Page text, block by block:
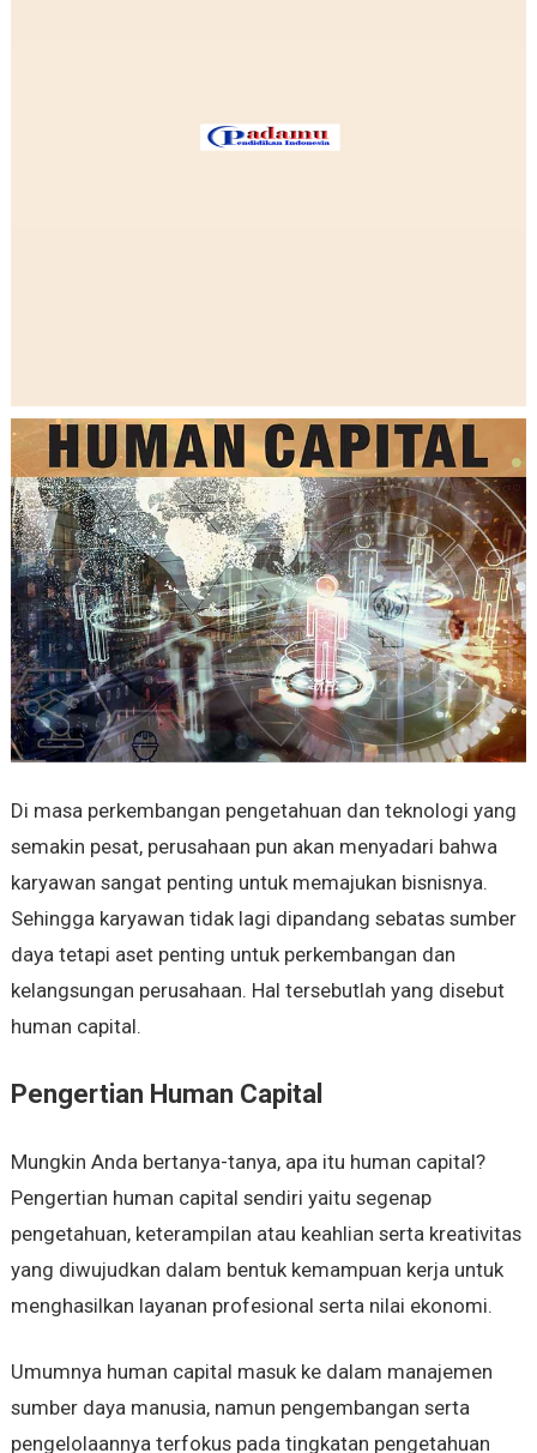
Di masa perkembangan pengetahuan dan teknologi yang
semakin pesat, perusahaan pun akan menyadari bahwa
karyawan sangat penting untuk memajukan bisnisnya.
Sehingga karyawan tidak lagi dipandang sebatas sumber
daya tetapi aset penting untuk perkembangan dan
kelangsungan perusahaan. Hal tersebutlah yang disebut
human capital.
Pengertian Human Capital
Mungkin Anda bertanya-tanya, apa itu human capital?
Pengertian human capital sendiri yaitu segenap
pengetahuan, keterampilan atau keahlian serta kreativitas
yang diwujudkan dalam bentuk kemampuan kerja untuk
menghasilkan layanan profesional serta nilai ekonomi.
Umumnya human capital masuk ke dalam manajemen
sumber daya manusia, namun pengembangan serta
pengelolaannya terfokus pada tingkatan pengetahuan